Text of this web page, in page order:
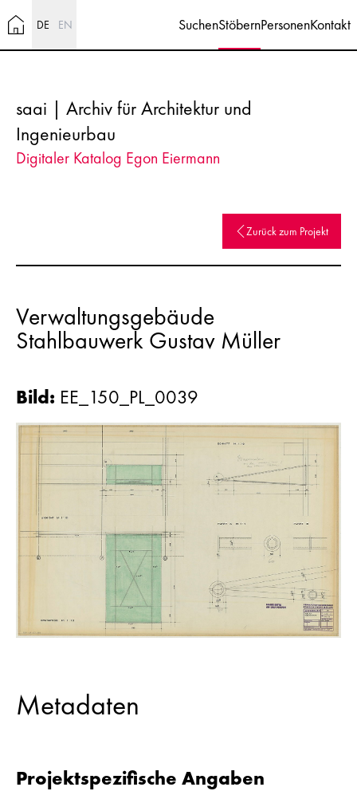
DE EN SuchenStöbernPersonenKontakt
saai | Archiv für Architektur und
Ingenieurbau
Digitaler Katalog Egon Eiermann
Zurück zum Projekt
Verwaltungsgebäude
Stahlbauwerk Gustav Müller
Bild: EE_150_PL_0039
Metadaten
Projektspezifische Angaben